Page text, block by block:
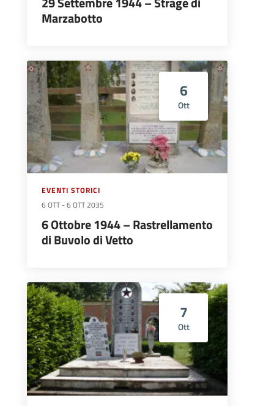
Marzabotto
6
Ott
EVENTI STORICI
6 OTT -6 OTT 2035
6 Ottobre 1944 – Rastrellamento
di Buvolo di Vetto
7
Ott